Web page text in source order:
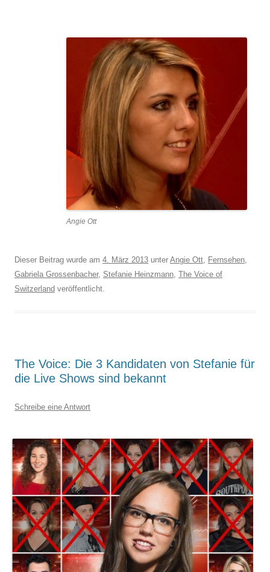
Angie Ott
Dieser Beitrag wurde am 4. März 2013 unter Angie Ott, Fernsehen,
Gabriela Grossenbacher, Stefanie Heinzmann, The Voice of
Switzerland veröffentlicht.
The Voice: Die 3 Kandidaten von Stefanie für
die Live Shows sind bekannt
Schreibe eine Antwort